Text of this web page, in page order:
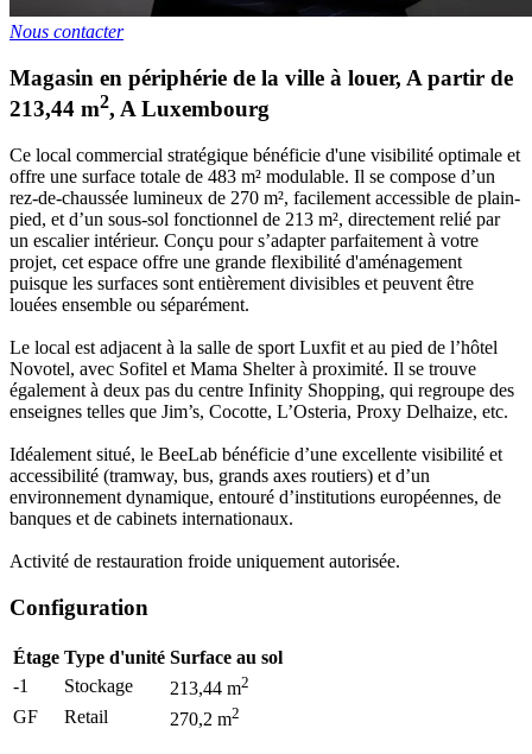
Nous contacter
Magasin en périphérie de la ville à louer, A partir de
213,44 m2, A Luxembourg
Ce local commercial stratégique bénéficie d'une visibilité optimale et
offre une surface totale de 483 m² modulable. Il se compose d’un
rez-de-chaussée lumineux de 270 m², facilement accessible de plain-
pied, et d’un sous-sol fonctionnel de 213 m², directement relié par
un escalier intérieur. Conçu pour s’adapter parfaitement à votre
projet, cet espace offre une grande flexibilité d'aménagement
puisque les surfaces sont entièrement divisibles et peuvent être
louées ensemble ou séparément.
Le local est adjacent à la salle de sport Luxfit et au pied de l’hôtel
Novotel, avec Sofitel et Mama Shelter à proximité. Il se trouve
également à deux pas du centre Infinity Shopping, qui regroupe des
enseignes telles que Jim’s, Cocotte, L’Osteria, Proxy Delhaize, etc.
Idéalement situé, le BeeLab bénéficie d’une excellente visibilité et
accessibilité (tramway, bus, grands axes routiers) et d’un
environnement dynamique, entouré d’institutions européennes, de
banques et de cabinets internationaux.
Activité de restauration froide uniquement autorisée.
Configuration
Étage Type d'unité Surface au sol
-1
Stockage 213,44 m2
GF Retail 270,2 m2